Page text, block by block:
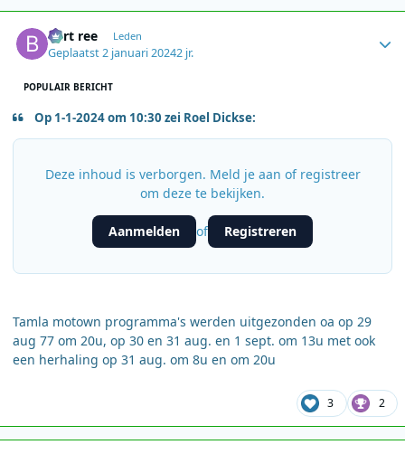
bert ree Leden
Geplaatst2 januari 20242 jr.
POPULAIR BERICHT
Op 1-1-2024 om 10:30 zei Roel Dickse:
Deze inhoud is verborgen. Meld je aan of registreer
om deze te bekijken.
Aanmelden of Registreren
Tamla motown programma's werden uitgezonden oa op 29
aug 77 om 20u, op 30 en 31 aug. en 1 sept. om 13u met ook
een herhaling op 31 aug. om 8u en om 20u
3 2